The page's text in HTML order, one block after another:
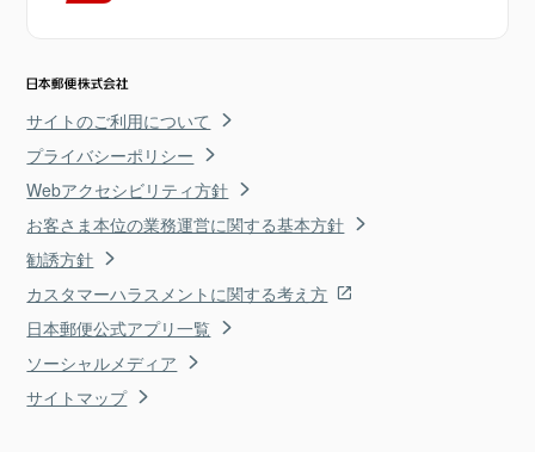
サイトのご利用について
プライバシーポリシー
Webアクセシビリティ方針
お客さま本位の業務運営に関する基本方針
勧誘方針
カスタマーハラスメントに関する考え方
日本郵便公式アプリ一覧
ソーシャルメディア
サイトマップ